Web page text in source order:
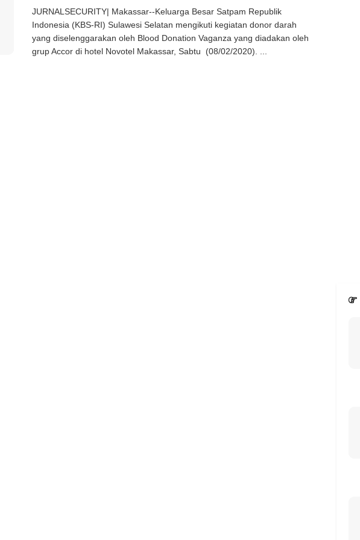
JURNALSECURITY| Makassar--Keluarga Besar Satpam Republik
Indonesia (KBS-RI) Sulawesi Selatan mengikuti kegiatan donor darah
yang diselenggarakan oleh Blood Donation Vaganza yang diadakan oleh
grup Accor di hotel Novotel Makassar, Sabtu (08/02/2020). ...